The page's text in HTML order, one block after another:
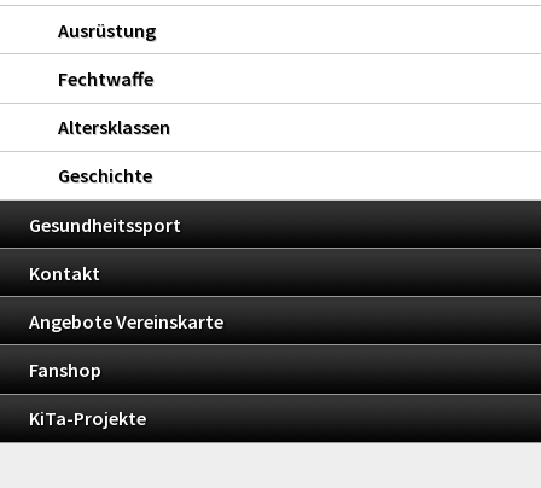
Ausrüstung
Fechtwaffe
Altersklassen
Geschichte
Gesundheitssport
Kontakt
Angebote Vereinskarte
Fanshop
KiTa-Projekte